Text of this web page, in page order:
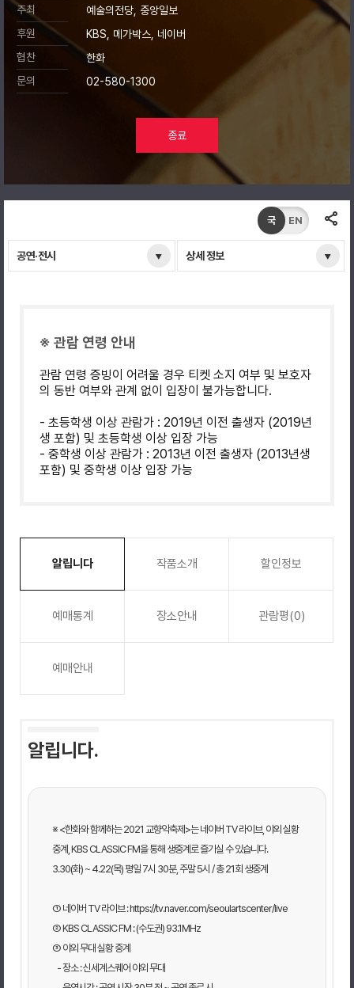
주최
예술의전당, 중앙일보
후원
KBS, 메가박스, 네이버
협찬
한화
문의
02-580-1300
종료
공연·전시 상세 정보
국 EN
※ 관람 연령 안내
관람 연령 증빙이 어려울 경우 티켓 소지 여부 및 보호자
의 동반 여부와 관계 없이 입장이 불가능합니다.
- 초등학생 이상 관람가 : 2019년 이전 출생자 (2019년
생 포함) 및 초등학생 이상 입장 가능
- 중학생 이상 관람가 : 2013년 이전 출생자 (2013년생
포함) 및 중학생 이상 입장 가능
알립니다 작품소개 할인정보
예매통계 장소안내 관람평(0)
예매안내
알립니다.
※ <한화와 함께하는 2021 교향악축제>는 네이버 TV 라이브, 야외 실황
중계, KBS CLASSIC FM을 통해 생중계로 즐기실 수 있습니다.
3.30(화) ~ 4.22(목) 평일 7시 30분, 주말 5시 / 총 21회 생중계
① 네이버 TV 라이브 : https://tv.naver.com/seoulartscenter/live
② KBS CLASSIC FM : (수도권) 93.1MHz
③ 야외 무대 실황 중계
- 장소 : 신세계스퀘어 야외 무대